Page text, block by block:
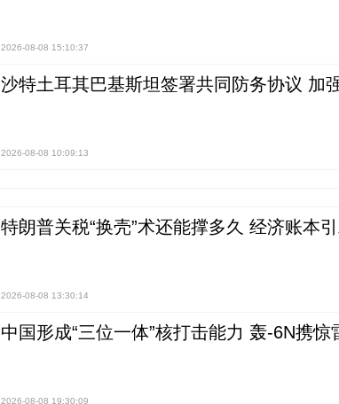
2026-08-08 15:10:37
沙特土耳其巴基斯坦签署共同防务协议 加
2026-08-08 10:09:13
特朗普关税“换壳”术还能撑多久 经济账本
2026-08-08 13:30:14
中国形成“三位一体”核打击能力 轰-6N携惊
2026-08-08 19:30:09